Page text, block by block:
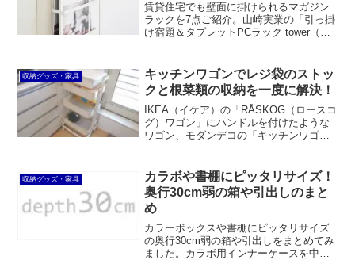
賃貸住宅でも壁面に掛けられるマガジン
ラックを7点ご紹介。山崎実業の「引っ掛
け宿題＆タブレットPCラック tower（タ
に取り付けるタイプやマグネットでくっ
つけるタイプもあります。
収納グッズ・家具
キッチンワゴンでレジ袋のストッ
クと根菜類の収納を一度に解決！
IKEA（イケア）の「RÅSKOG（ロースコ
グ）ワゴン」にハンドルを付けたような
ワゴン、モダンデコの「キッチンワゴン
スペースとして、さらに水切りバスケッ
トを置く場所としても。
収納グッズ・家具
カラボや書棚にピッタリサイズ！
奥行30cm弱の箱や引出しのまと
め
カラーボックスや書棚にピッタリサイズ
の奥行30cm弱の箱や引出しをまとめてみ
ました。カラボ用インナーケースを中心